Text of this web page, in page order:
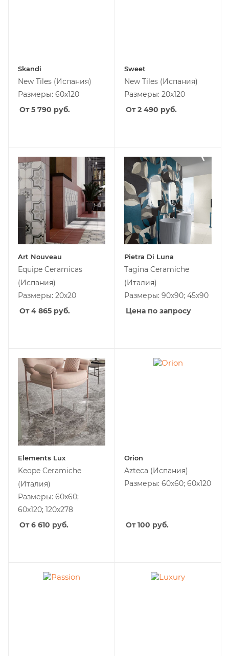
Skandi
New Tiles (Испания)
Размеры: 60x120
От 5 790 руб.
Sweet
New Tiles (Испания)
Размеры: 20x120
От 2 490 руб.
Art Nouveau
Equipe Ceramicas
(Испания)
Размеры: 20x20
От 4 865 руб.
Pietra Di Luna
Tagina Ceramiche
(Италия)
Размеры: 90x90; 45x90
Цена по запросу
Elements Lux
Keope Ceramiche
(Италия)
Размеры: 60x60;
60x120; 120x278
От 6 610 руб.
Orion
Azteca (Испания)
Размеры: 60x60; 60х120
От 100 руб.